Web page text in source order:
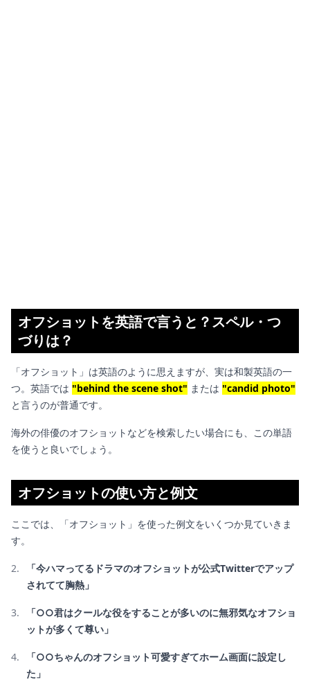
オフショットを英語で言うと？スペル・つ
づりは？
「オフショット」は英語のように思えますが、実は和製英語の一
つ。英語では "behind the scene shot" または "candid photo"
と言うのが普通です。
海外の俳優のオフショットなどを検索したい場合にも、この単語
を使うと良いでしょう。
オフショットの使い方と例文
ここでは、「オフショット」を使った例文をいくつか見ていきま
す。
「今ハマってるドラマのオフショットが公式Twitterでアップ
されてて胸熱」
「○○君はクールな役をすることが多いのに無邪気なオフショ
ットが多くて尊い」
「○○ちゃんのオフショット可愛すぎてホーム画面に設定し
た」